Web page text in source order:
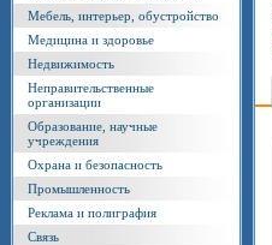
Мебель, интерьер, обустройство
Медицина и здоровье
Недвижимость
Неправительственные
организации
Образование, научные
учреждения
Охрана и безопасность
Промышленность
Реклама и полиграфия
Связь